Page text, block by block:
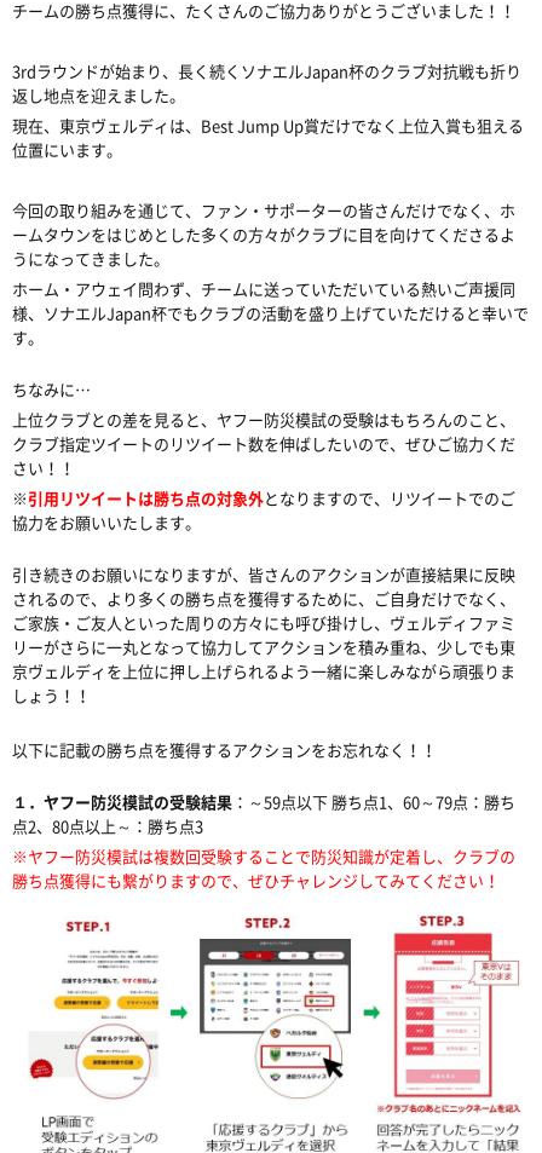
チームの勝ち点獲得に、たくさんのご協力ありがとうございました！！
3rdラウンドが始まり、長く続くソナエルJapan杯のクラブ対抗戦も折り
返し地点を迎えました。
現在、東京ヴェルディは、Best Jump Up賞だけでなく上位入賞も狙える
位置にいます。
今回の取り組みを通じて、ファン・サポーターの皆さんだけでなく、ホ
ームタウンをはじめとした多くの方々がクラブに目を向けてくださるよ
うになってきました。
ホーム・アウェイ問わず、チームに送っていただいている熱いご声援同
様、ソナエルJapan杯でもクラブの活動を盛り上げていただけると幸いで
す。
ちなみに…
上位クラブとの差を見ると、ヤフー防災模試の受験はもちろんのこと、
クラブ指定ツイートのリツイート数を伸ばしたいので、ぜひご協力くだ
さい！！
※引用リツイートは勝ち点の対象外となりますので、リツイートでのご
協力をお願いいたします。
引き続きのお願いになりますが、皆さんのアクションが直接結果に反映
されるので、より多くの勝ち点を獲得するために、ご自身だけでなく、
ご家族・ご友人といった周りの方々にも呼び掛けし、ヴェルディファミ
リーがさらに一丸となって協力してアクションを積み重ね、少しでも東
京ヴェルディを上位に押し上げられるよう一緒に楽しみながら頑張りま
しょう！！
以下に記載の勝ち点を獲得するアクションをお忘れなく！！
１．ヤフー防災模試の受験結果 ：～59点以下 勝ち点1、60～79点：勝ち
点2、80点以上～：勝ち点3
※ヤフー防災模試は複数回受験することで防災知識が定着し、クラブの
勝ち点獲得にも繋がりますので、ぜひチャレンジしてみてください！